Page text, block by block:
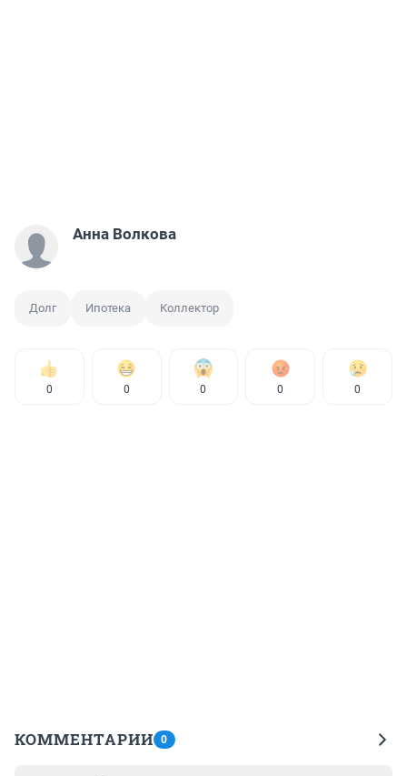
Анна Волкова
Долг Ипотека Коллектор
0 0 0 0 0
КОММЕНТАРИИ 0